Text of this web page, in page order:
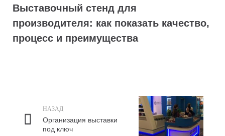
Выставочный стенд для
производителя: как показать качество,
процесс и преимущества
НАЗАД
Организация выставки
под ключ